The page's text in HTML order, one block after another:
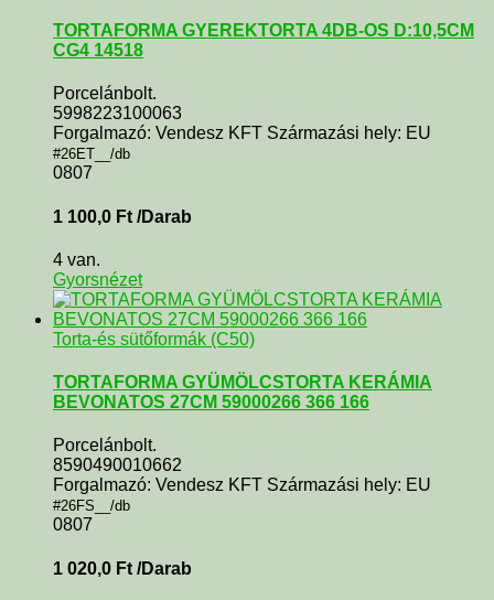
TORTAFORMA GYEREKTORTA 4DB-OS D:10,5CM
CG4 14518
Porcelánbolt.
5998223100063
Forgalmazó: Vendesz KFT Származási hely: EU
#26ET__/db
0807
1 100,0 Ft /Darab
4 van.
Gyorsnézet
Torta-és sütőformák (C50)
TORTAFORMA GYÜMÖLCSTORTA KERÁMIA
BEVONATOS 27CM 59000266 366 166
Porcelánbolt.
8590490010662
Forgalmazó: Vendesz KFT Származási hely: EU
#26FS__/db
0807
1 020,0 Ft /Darab